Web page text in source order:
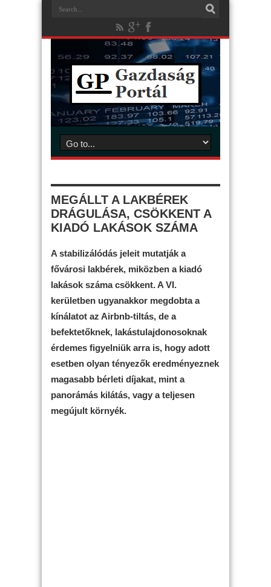
MEGÁLLT A LAKBÉREK
DRÁGULÁSA, CSÖKKENT A
KIADÓ LAKÁSOK SZÁMA
A stabilizálódás jeleit mutatják a
fővárosi lakbérek, miközben a kiadó
lakások száma csökkent. A VI.
kerületben ugyanakkor megdobta a
kínálatot az Airbnb-tiltás, de a
befektetőknek, lakástulajdonosoknak
érdemes figyelniük arra is, hogy adott
esetben olyan tényezők eredményeznek
magasabb bérleti díjakat, mint a
panorámás kilátás, vagy a teljesen
megújult környék.